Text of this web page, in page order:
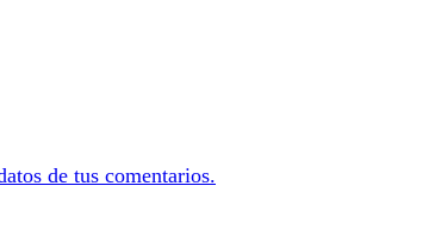
de tus comentarios.